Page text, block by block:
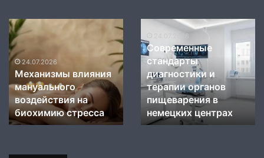
Механизмы
влияния
мануального
воздействия
на
биохимию
стресса
24.07.2026
Механизмы влияния
мануального
воздействия на
биохимию стресса
Современные
диагностики
терапии
органов
пищеварения
немецких
24.07.2026
Современные
стандарты
диагностики и
терапии органов
пищеварения в
немецких центрах